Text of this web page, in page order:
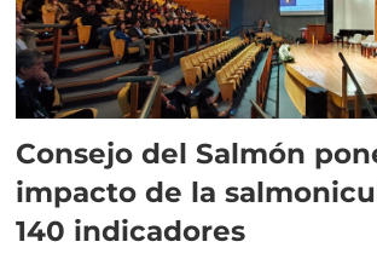
Consejo del Salmón
impacto de la
140 indicadores